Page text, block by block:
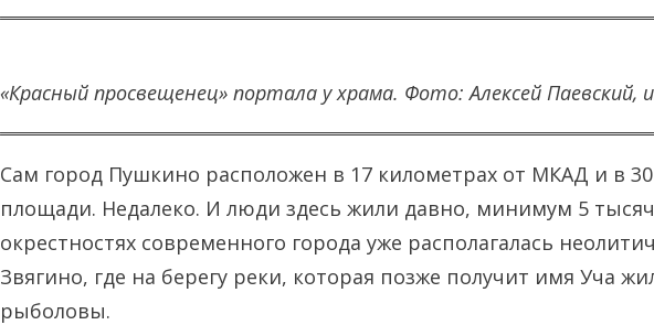
«Красный просвещенец» портала у храма. Фото: Алексей Паевский,
Сам город Пушкино расположен в 17 километрах от МКАД и в
площади. Недалеко. И люди здесь жили давно, минимум 5
окрестностях современного города уже располагалась
Звягино, где на берегу реки, которая позже получит имя Уча
рыболовы.